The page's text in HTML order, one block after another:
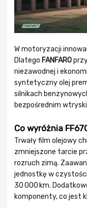
W motoryzacji
Dlatego FANFARO
niezawodnej i
syntetyczny olej
silnikach
bezpośrednim
Co wyróżnia
Trwały film olejowy
zmniejszone tarcie
rozruch zimą.
jednostkę w
30 000 km.
komponenty, co jest